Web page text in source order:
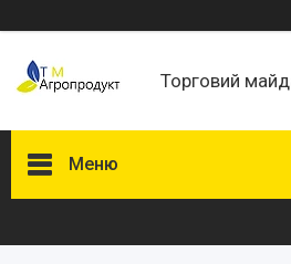
Торговий
Меню